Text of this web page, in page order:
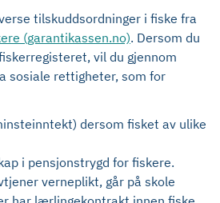
tilskuddsordninger i fiske fra
(garantikassen.no). Dersom du
vil du gjennom
sosiale rettigheter, som for
dersom fisket av ulike
i pensjonstrygd for fiskere.
verneplikt, går på skole